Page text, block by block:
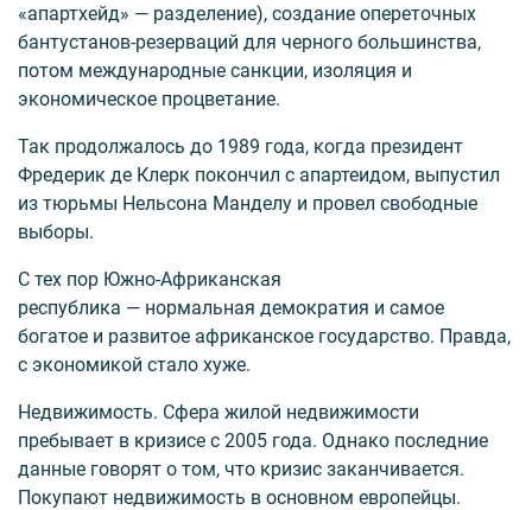
«апартхейд» — разделение), создание опереточных
бантустанов-резерваций для черного большинства,
потом международные санкции, изоляция и
экономическое процветание.
Так продолжалось до 1989 года, когда президент
Фредерик де Клерк покончил с апартеидом, выпустил
из тюрьмы Нельсона Манделу и провел свободные
выборы.
С тех пор Южно-Африканская
республика — нормальная демократия и самое
богатое и развитое африканское государство. Правда,
с экономикой стало хуже.
Недвижимость. Сфера жилой недвижимости
пребывает в кризисе с 2005 года. Однако последние
данные говорят о том, что кризис заканчивается.
Покупают недвижимость в основном европейцы.